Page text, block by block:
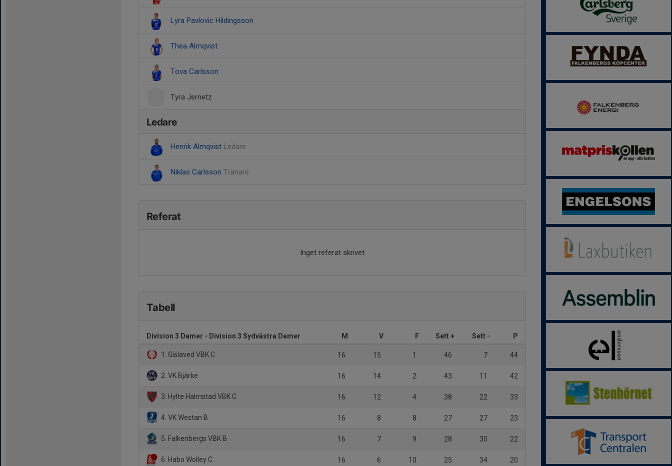
Lyra Pavlovic Hildingsson
Thea Almqvist
Tova Carlsson
Tyra Jernetz
Ledare
Henrik Almqvist Ledare
Niklas Carlsson Tränare
Referat
Inget referat skrivet
Tabell
Division 3 Damer - Division 3 Sydvästra Damer M V F Sett + Sett - P
1. Gislaved VBK C 16 15 1 46 7 44
2. VK Bjärke 16 14 2 43 11 42
3. Hylte Halmstad VBK C 16 12 4 38 22 33
4. VK Westan B 16 8 8 27 27 23
5. Falkenbergs VBK B 16 7 9 28 30 22
6. Habo Wolley C 16 6 10 25 34 20